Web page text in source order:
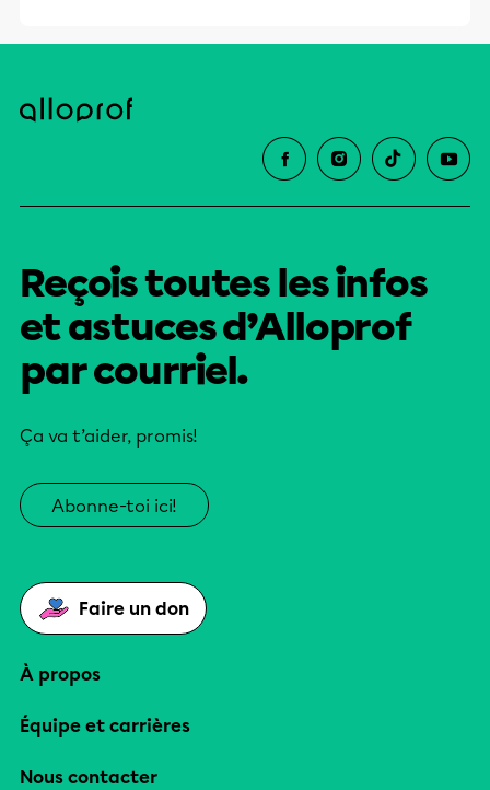
Reçois toutes les infos
et astuces d’Alloprof
par courriel.
Ça va t’aider, promis!
Abonne-toi ici!
Faire un don
À propos
Équipe et carrières
Nous contacter